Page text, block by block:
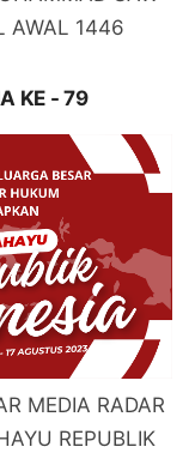
AWAL 1446
KE - 79
MEDIA RADAR
REPUBLIK